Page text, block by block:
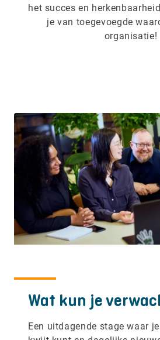
het succes en
je van toegevoegde
organisatie!
Wat kun je
Een uitdagende stage waar